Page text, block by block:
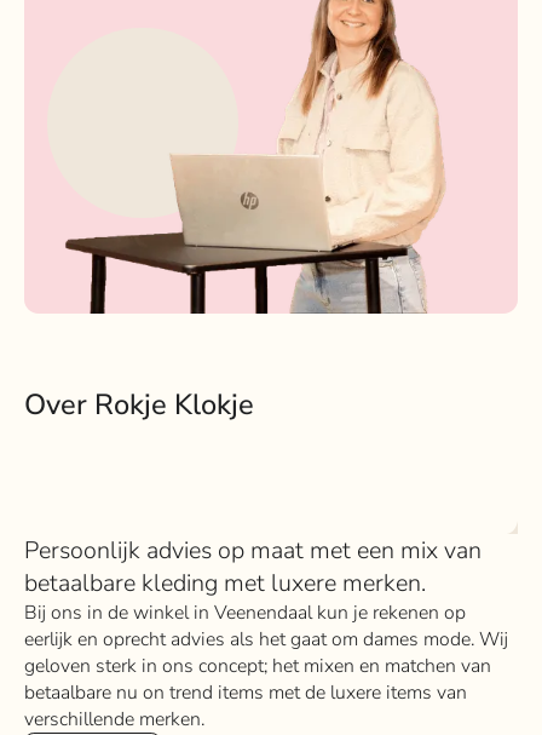
Over Rokje Klokje
Persoonlijk advies op maat met een mix van
betaalbare kleding met luxere merken.
Bij ons in de winkel in Veenendaal kun je rekenen op
eerlijk en oprecht advies als het gaat om dames mode. Wij
geloven sterk in ons concept; het mixen en matchen van
betaalbare nu on trend items met de luxere items van
verschillende merken.